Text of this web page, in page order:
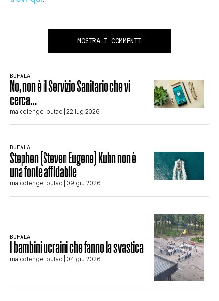
MOSTRA I COMMENTI
BUFALA
No, non è il Servizio Sanitario che vi
cerca…
maicolengel butac | 22 lug 2026
BUFALA
Stephen (Steven Eugene) Kuhn non è
una fonte affidabile
maicolengel butac | 09 giu 2026
BUFALA
I bambini ucraini che fanno la svastica
maicolengel butac | 04 giu 2026